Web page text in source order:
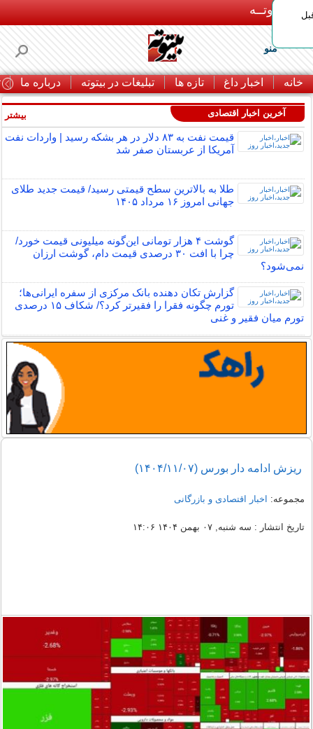
بـیتوتــه
منو
خانه اخبار داغ تازه ها تبلیغات در بیتوته درباره ما
آخرین اخبار اقتصادی
قیمت نفت به ۸۳ دلار در هر بشکه رسید | واردات نفت
آمریکا از عربستان صفر شد
طلا به بالاترین سطح قیمتی رسید/ قیمت جدید طلای
جهانی امروز ۱۶ مرداد ۱۴۰۵
گوشت ۴ هزار تومانی این‌گونه میلیونی قیمت خورد/
چرا با افت ۳۰ درصدی قیمت دام، گوشت ارزان
نمی‌شود؟
گزارش تکان‌ دهنده بانک مرکزی از سفره ایرانی‌ها؛
تورم چگونه فقرا را فقیرتر کرد؟/ شکاف ۱۵ درصدی
تورم میان فقیر و غنی
بیشتر
ریزش ادامه دار بورس (۱۴۰۴/۱۱/۰۷)
مجموعه: اخبار اقتصادی و بازرگانی
تاریخ انتشار : سه شنبه, ۰۷ بهمن ۱۴۰۴ ۱۴:۰۶